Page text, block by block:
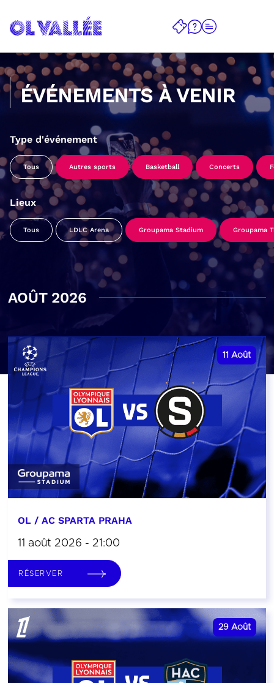
ÉVÉNEMENTS À VENIR
Type d'événement
Tous Autres sports Basketball Concerts
Lieux
Tous LDLC Arena Groupama Stadium Groupama
AOÛT 2026
11 Août
OL / AC SPARTA PRAHA
11 août 2026 - 21:00
RÉSERVER
29 Août